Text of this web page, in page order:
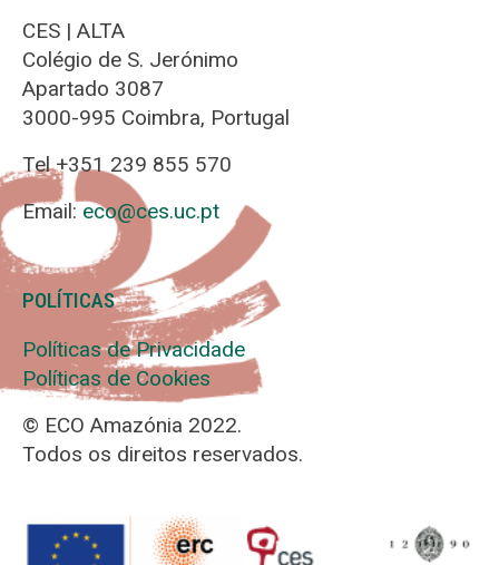
CES | ALTA
Colégio de S. Jerónimo
Apartado 3087
3000-995 Coimbra, Portugal
Tel +351 239 855 570
Email:eco@ces.uc.pt
POLÍTICAS
Políticas de Privacidade
Políticas de Cookies
© ECO Amazónia 2022.
Todos os direitos reservados.